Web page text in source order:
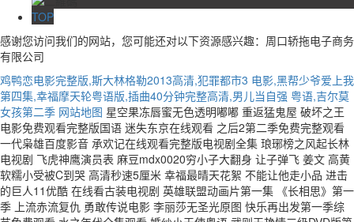
TOP
感谢您访问我们的网站，您可能还对以下资源感兴趣：周口轿拖电子商务
有限公司
鸡鸭恋电影完整版,斯大林格勒2013高清,犯罪都市3 电影,黑帮少爷爱上我
第四集,幸福摩天轮粤语版,插曲40分钟完整高清,男儿当自强 粤语,吉尔莫
女孩第二季 网站地图 星空果冻唇蜜无色透明嘟嘟 重返猛鬼屋 破坏之王
电影免费观看完整版国语 迷失东京在线观看 之后2第二季免费完整观看
一代枭雄百度影音 承欢记在线观看完整版电视剧全集 琅琊榜之风起长林
电视剧 飞虎神鹰演员表 麻豆mdx0020穷小子大翻身 让子弹飞 姜文 高黄
软糯小受被C到哭 高清秒速5厘米 幸福最晴天花絮 不能让他走小品 进击
的巨人11优酷 在线看古装电视剧 英雄联盟动画片第一集 《长相思》第一
季 上流赤流复仇 勇敢传说电影 李丽莎无圣光原图 快乐再出发第一季综